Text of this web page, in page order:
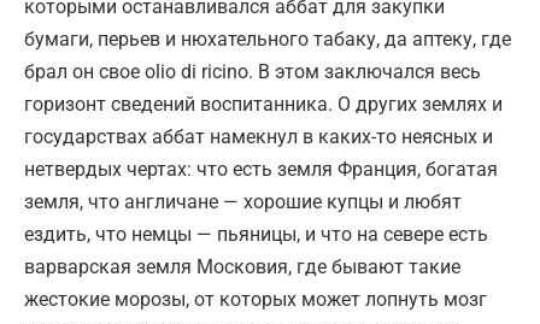
которыми останавливался аббат для закупки
бумаги, перьев и нюхательного табаку, да аптеку, где
брал он свое olio di ricino. В этом заключался весь
горизонт сведений воспитанника. О других землях и
государствах аббат намекнул в каких-то неясных и
нетвердых чертах: что есть земля Франция, богатая
земля, что англичане — хорошие купцы и любят
ездить, что немцы — пьяницы, и что на севере есть
варварская земля Московия, где бывают такие
жестокие морозы, от которых может лопнуть мозг